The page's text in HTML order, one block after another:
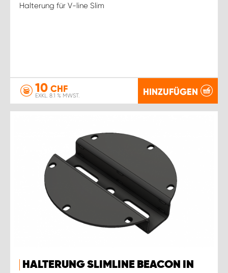
Halterung für V-line Slim
10 CHF
EXKL. 8.1 % MWST. HINZUFÜGEN
HALTERUNG SLIMLINE BEACON IN